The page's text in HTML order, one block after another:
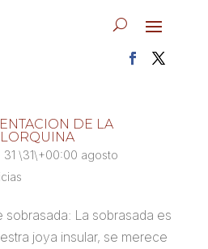
DE LA
31 \31\+00:00 agosto
sobrasada: La sobrasada es
joya insular, se merece